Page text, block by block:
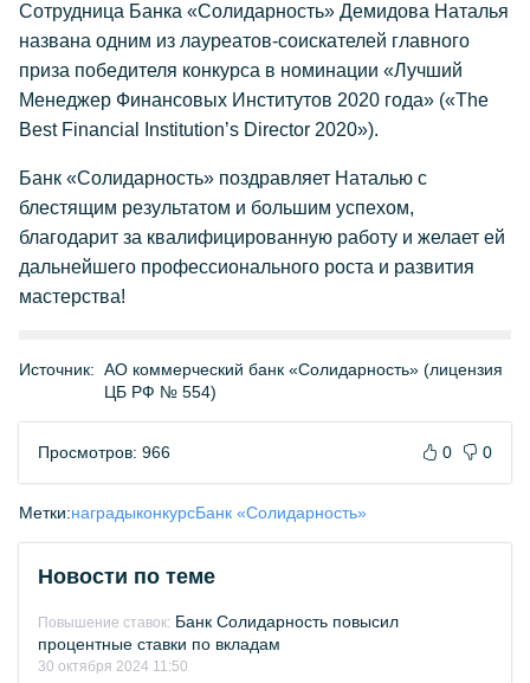
Сотрудница Банка «Солидарность» Демидова Наталья
названа одним из лауреатов-соискателей главного
приза победителя конкурса в номинации «Лучший
Менеджер Финансовых Институтов 2020 года» («The
Best Financial Institution’s Director 2020»).
Банк «Солидарность» поздравляет Наталью с
блестящим результатом и большим успехом,
благодарит за квалифицированную работу и желает ей
дальнейшего профессионального роста и развития
мастерства!
Источник: АО коммерческий банк «Солидарность» (лицензия
ЦБ РФ № 554)
Просмотров: 966 0 0
Метки:наградыконкурсБанк «Солидарность»
Новости по теме
Повышение ставок: Банк Солидарность повысил
процентные ставки по вкладам
30 октября 2024 11:50